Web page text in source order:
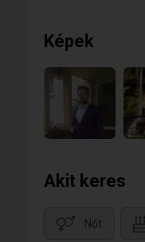
Képek
Akit keres
Nőt